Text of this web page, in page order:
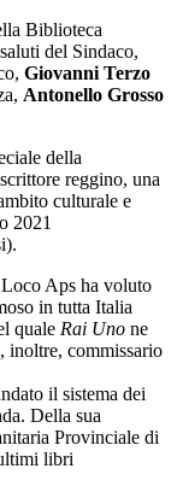
Biblioteca
del Sindaco,
Giovanni Terzo
Antonello Grosso
della
reggino, una
culturale e
2021
Aps ha voluto
in tutta Italia
quale Rai Uno ne
inoltre, commissario
il sistema dei
Della sua
Provinciale di
libri